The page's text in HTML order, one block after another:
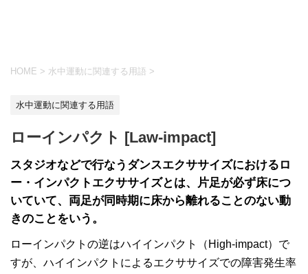
HOME > 水中運動に関連する用語 >
水中運動に関連する用語
ローインパクト [Law-impact]
スタジオなどで行なうダンスエクササイズにおけるロ
ー・インパクトエクササイズとは、片足が必ず床につ
いていて、両足が同時期に床から離れることのない動
きのことをいう。
ローインパクトの逆はハイインパクト（High-impact）で
すが、ハイインパクトによるエクササイズでの障害発生率